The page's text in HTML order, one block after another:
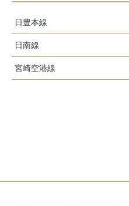
日豊本線
佐土原駅
日向住吉駅
日南線
宮崎駅
宮崎空港線